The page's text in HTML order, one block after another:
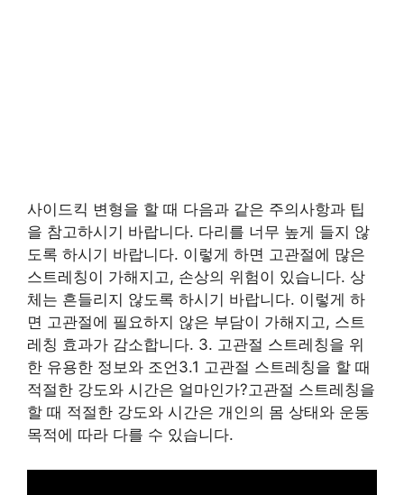
사이드킥 변형을 할 때 다음과 같은 주의사항과 팁
을 참고하시기 바랍니다. 다리를 너무 높게 들지 않
도록 하시기 바랍니다. 이렇게 하면 고관절에 많은
스트레칭이 가해지고, 손상의 위험이 있습니다. 상
체는 흔들리지 않도록 하시기 바랍니다. 이렇게 하
면 고관절에 필요하지 않은 부담이 가해지고, 스트
레칭 효과가 감소합니다. 3. 고관절 스트레칭을 위
한 유용한 정보와 조언3.1 고관절 스트레칭을 할 때
적절한 강도와 시간은 얼마인가?고관절 스트레칭을
할 때 적절한 강도와 시간은 개인의 몸 상태와 운동
목적에 따라 다를 수 있습니다.